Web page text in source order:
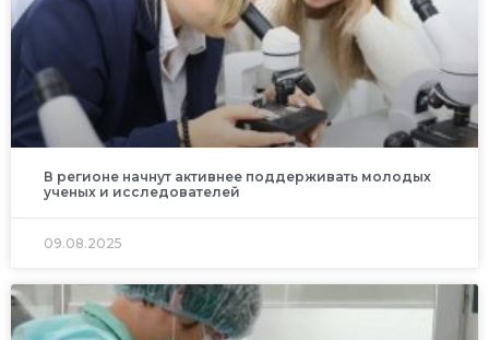
В регионе начнут активнее поддерживать молодых
ученых и исследователей
09.08.2025